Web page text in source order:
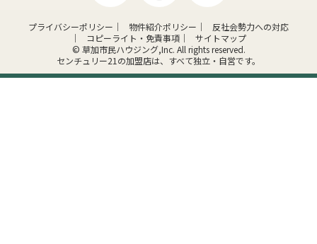
プライバシーポリシー 物件紹介ポリシー
反社会勢力への対応
コピーライト・免責事項
サイトマップ
© 草加市民ハウジング,Inc. All rights reserved.
センチュリー21の加盟店は、すべて独立・自営です。